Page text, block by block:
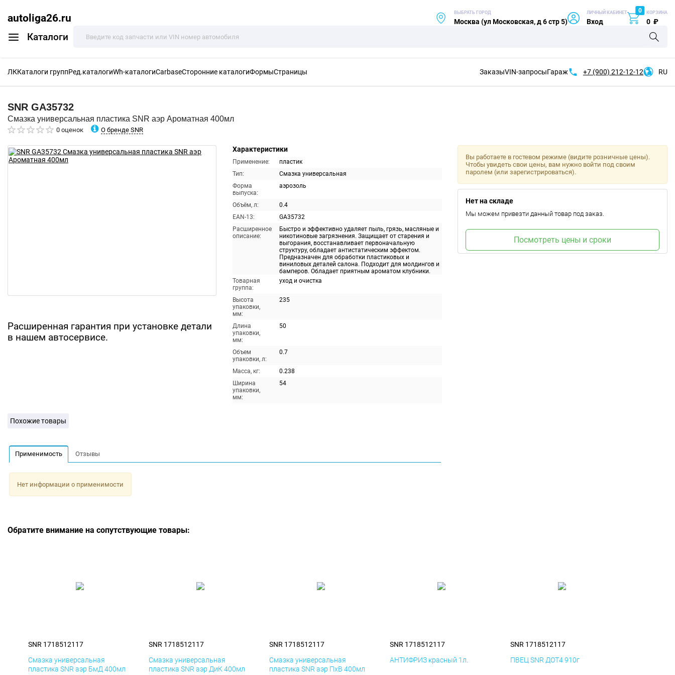
autoliga26.ru
Каталоги
ВЫБРАТЬ ГОРОД
Москва (ул Московская, д 6 стр 5)
ЛИЧНЫЙ КАБИНЕТ
Вход
0 КОРЗИНА
0 ₽
ЛККаталоги группРед.каталогиWh-каталогиCarbaseСторонние каталогиФормыСтраницы ЗаказыVIN-запросыГараж +7 (900) 212-12-12 RU
SNR GA35732
Смазка универсальная пластика SNR аэр Ароматная 400мл
0 оценок О бренде SNR
Расширенная гарантия при установке детали
в нашем автосервисе.
Характеристики
Применение:
пластик
Тип:
Смазка универсальная
Форма
выпуска:
аэрозоль
Объём, л:
0.4
EAN-13:
GA35732
Расширенное
описание:
Быстро и эффективно удаляет пыль, грязь, масляные и
никотиновые загрязнения. Защищает от старения и
выгорания, восстанавливает первоначальную
структуру, обладает антистатическим эффектом.
Предназначен для обработки пластиковых и
виниловых деталей салона. Подходит для молдингов и
бамперов. Обладает приятным ароматом клубники.
Товарная
группа:
уход и очистка
Высота
упаковки,
мм:
235
Длина
упаковки,
мм:
50
Объем
упаковки, л:
0.7
Масса, кг:
0.238
Ширина
упаковки,
мм:
54
Вы работаете в гостевом режиме (видите розничные цены).
Чтобы увидеть свои цены, вам нужно войти под своим
паролем (или зарегистрироваться).
Нет на складе
Мы можем привезти данный товар под заказ.
Посмотреть цены и сроки
Похожие товары
Применимость Отзывы
Нет информации о применимости
Обратите внимание на сопутствующие товары:
SNR 1718512117
Смазка универсальная
пластика SNR аэр БмД 400мл
SNR 1718512117
Смазка универсальная
пластика SNR аэр ДиК 400мл
SNR 1718512117
Смазка универсальная
пластика SNR аэр ПхВ 400мл
SNR 1718512117
АНТИФРИЗ красный 1л.
SNR 1718512117
ПВЕЦ SNR ДОТ4 910г